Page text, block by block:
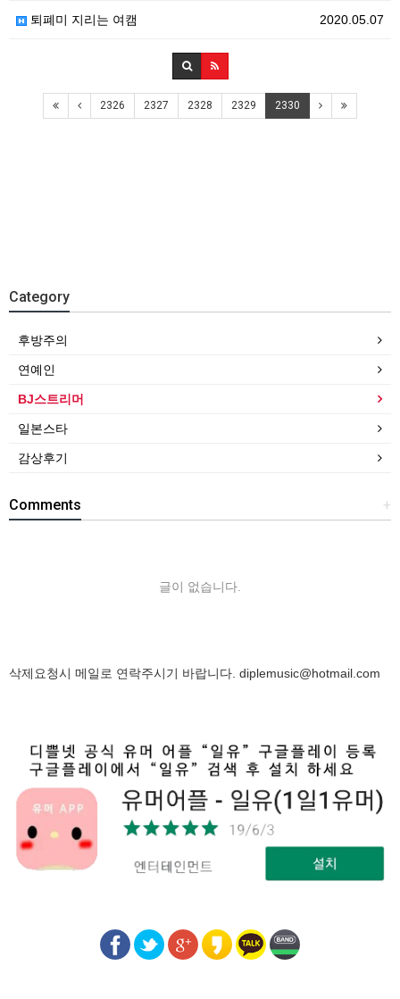
2020.05.07
퇴폐미 지리는 여캠
2326 2327 2328 2329 2330
Category
후방주의
연예인
BJ스트리머
일본스타
감상후기
+
Comments
글이 없습니다.
삭제요청시 메일로 연락주시기 바랍니다. diplemusic@hotmail.com